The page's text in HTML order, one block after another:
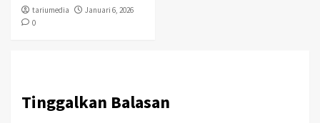
tariumedia
Januari 6, 2026
0
Tinggalkan Balasan